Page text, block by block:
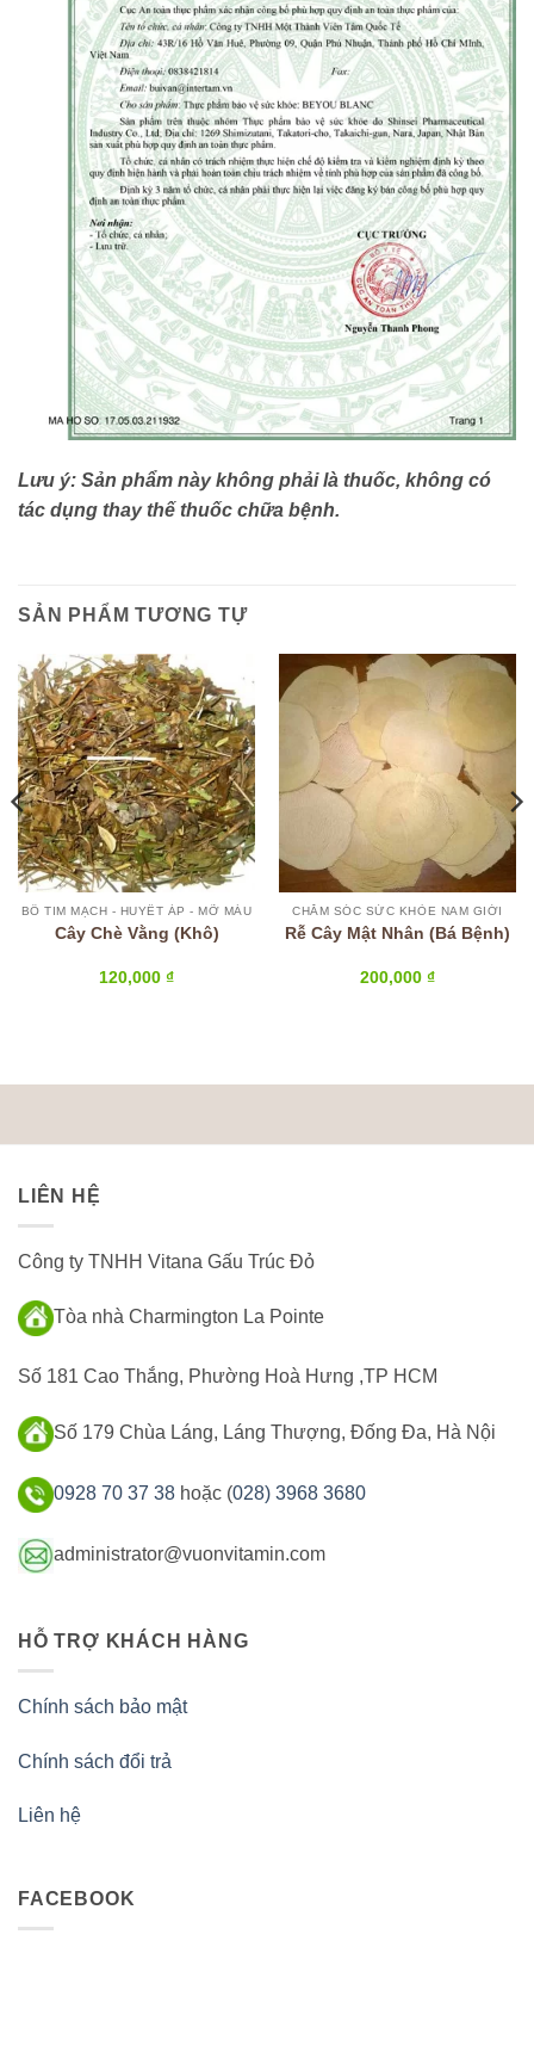
Lưu ý: Sản phẩm này không phải là thuốc, không có
tác dụng thay thế thuốc chữa bệnh.
SẢN PHẨM TƯƠNG TỰ
BỔ TIM MẠCH - HUYẾT ÁP - MỠ MÁU
Cây Chè Vằng (Khô)
120,000 ₫
CHĂM SÓC SỨC KHỎE NAM GIỚI
Rễ Cây Mật Nhân (Bá Bệnh)
200,000 ₫
LIÊN HỆ
Công ty TNHH Vitana Gấu Trúc Đỏ
Tòa nhà Charmington La Pointe
Số 181 Cao Thắng, Phường Hoà Hưng ,TP HCM
Số 179 Chùa Láng, Láng Thượng, Đống Đa, Hà Nội
0928 70 37 38 hoặc (028) 3968 3680
administrator@vuonvitamin.com
HỖ TRỢ KHÁCH HÀNG
Chính sách bảo mật
Chính sách đổi trả
Liên hệ
FACEBOOK